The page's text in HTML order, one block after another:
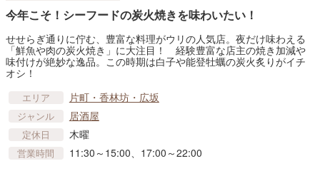
今年こそ！シーフードの炭火焼きを味わいたい！
せせらぎ通りに佇む、豊富な料理がウリの人気店。夜だけ味わえる
「鮮魚や肉の炭火焼き」に大注目！ 経験豊富な店主の焼き加減や
味付けが絶妙な逸品。この時期は白子や能登牡蠣の炭火炙りがイチ
オシ！
エリア 片町・香林坊・広坂
ジャンル 居酒屋
定休日 木曜
営業時間 11:30～15:00、17:00～22:00